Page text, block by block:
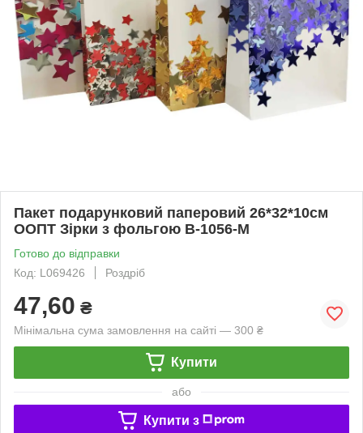
Пакет подарунковий паперовий 26*32*10см
ООПТ Зірки з фольгою В-1056-M
Готово до відправки
Код: L069426
Роздріб
47,60 ₴
Мінімальна сума замовлення на сайті — 300 ₴
Купити
або
Купити з